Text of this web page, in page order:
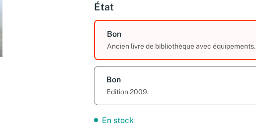
État
Bon
Ancien livre de bibliothèque avec équipements.
Bon
Edition 2009.
En stock